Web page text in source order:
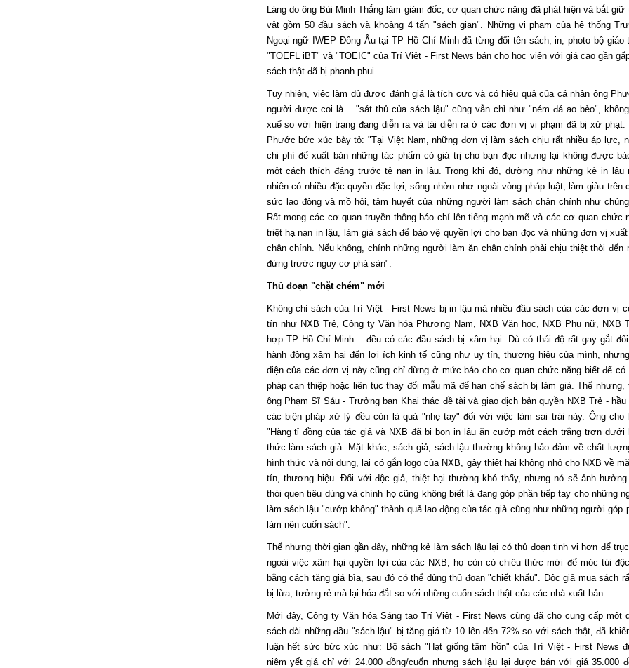
Láng do ông Bùi Minh Thắng làm giám đốc, cơ quan chức năng đã phát hiện và bắt giữ
vật gồm 50 đầu sách và khoảng 4 tấn "sách gian". Những vi phạm của hệ thống
Ngoại ngữ IWEP Đông Âu tại TP Hồ Chí Minh đã từng đổi tên sách, in, photo bộ giáo
"TOEFL iBT" và "TOEIC" của Trí Việt - First News bán cho học viên với giá cao gần
sách thật đã bị phanh phui…
Tuy nhiên, việc làm dù được đánh giá là tích cực và có hiệu quả của cá nhân ông
người được coi là… "sát thủ của sách lậu" cũng vẫn chỉ như "ném đá ao bèo",
xuể so với hiện trạng đang diễn ra và tái diễn ra ở các đơn vị vi phạm đã bị xử phạt.
Phước bức xúc bày tỏ: "Tại Việt Nam, những đơn vị làm sách chịu rất nhiều áp lực,
chi phí để xuất bản những tác phẩm có giá trị cho bạn đọc nhưng lại không được
một cách thích đáng trước tệ nạn in lậu. Trong khi đó, dường như những kẻ in lậu
nhiên có nhiều đặc quyền đặc lợi, sống nhởn nhơ ngoài vòng pháp luật, làm giàu trên
sức lao động và mồ hôi, tâm huyết của những người làm sách chân chính như
Rất mong các cơ quan truyền thông báo chí lên tiếng mạnh mẽ và các cơ quan chức
triệt hạ nạn in lậu, làm giả sách để bảo vệ quyền lợi cho bạn đọc và những đơn vị xuất
chân chính. Nếu không, chính những người làm ăn chân chính phải chịu thiệt thòi đến
đứng trước nguy cơ phá sản".
Thủ đoạn "chặt chém" mới
Không chỉ sách của Trí Việt - First News bị in lậu mà nhiều đầu sách của các đơn vị
tín như NXB Trẻ, Công ty Văn hóa Phương Nam, NXB Văn học, NXB Phụ nữ, NXB
hợp TP Hồ Chí Minh… đều có các đầu sách bị xâm hại. Dù có thái độ rất gay gắt
hành động xâm hại đến lợi ích kinh tế cũng như uy tín, thương hiệu của mình,
diện của các đơn vị này cũng chỉ dừng ở mức báo cho cơ quan chức năng biết để có
pháp can thiệp hoặc liên tục thay đổi mẫu mã để hạn chế sách bị làm giả. Thế nhưng,
ông Phạm Sĩ Sáu - Trưởng ban Khai thác đề tài và giao dịch bản quyền NXB Trẻ - hầu
các biện pháp xử lý đều còn là quá "nhẹ tay" đối với việc làm sai trái này. Ông cho
"Hàng tỉ đồng của tác giả và NXB đã bị bọn in lậu ăn cướp một cách trắng trợn dưới
thức làm sách giả. Mặt khác, sách giả, sách lậu thường không bảo đảm về chất
hình thức và nội dung, lại có gắn logo của NXB, gây thiệt hại không nhỏ cho NXB về
tín, thương hiệu. Đối với độc giả, thiệt hại thường khó thấy, nhưng nó sẽ ảnh hưởng
thói quen tiêu dùng và chính họ cũng không biết là đang góp phần tiếp tay cho những
làm sách lậu "cướp không" thành quả lao động của tác giả cũng như những người góp
làm nên cuốn sách".
Thế nhưng thời gian gần đây, những kẻ làm sách lậu lại có thủ đoạn tinh vi hơn để
ngoài việc xâm hại quyền lợi của các NXB, họ còn có chiêu thức mới để móc túi
bằng cách tăng giá bìa, sau đó có thể dùng thủ đoạn "chiết khấu". Độc giả mua sách
bị lừa, tưởng rẻ mà lại hóa đắt so với những cuốn sách thật của các nhà xuất bản.
Mới đây, Công ty Văn hóa Sáng tạo Trí Việt - First News cũng đã cho cung cấp một
sách dài những đầu "sách lậu" bị tăng giá từ 10 lên đến 72% so với sách thật, đã
luận hết sức bức xúc như: Bộ sách "Hạt giống tâm hồn" của Trí Việt - First News
niêm yết giá chỉ với 24.000 đồng/cuốn nhưng sách lậu lại được bán với giá 35.000